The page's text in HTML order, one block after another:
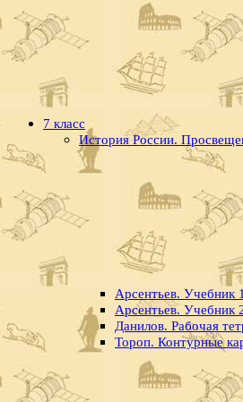
7 класс
История России.
Арсентьев. Учебник
Арсентьев. Учебник
Данилов. Рабочая
Тороп. Контурные